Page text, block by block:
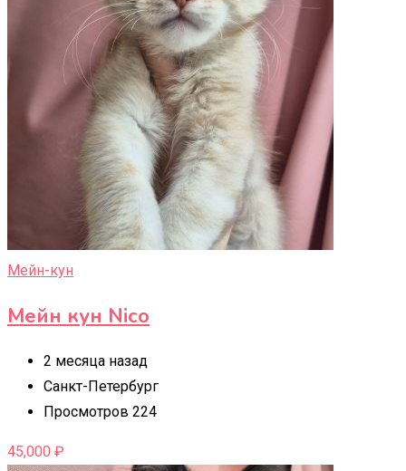
Мейн-кун
Мейн кун Nico
2 месяца назад
Санкт-Петербург
Просмотров 224
45,000 ₽